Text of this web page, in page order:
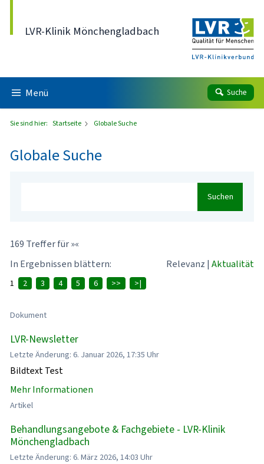
LVR-Klinik Mönchengladbach
Menü Suche
Sie sind hier: Startseite Globale Suche
Globale Suche
Suchen
169 Treffer für »«
In Ergebnissen blättern:
Relevanz | Aktualität
1 2 3 4 5 6 >> >|
Dokument
LVR-Newsletter
Letzte Änderung: 6. Januar 2026, 17:35 Uhr
Bildtext Test
Mehr Informationen
Artikel
Behandlungsangebote & Fachgebiete - LVR-Klinik
Mönchengladbach
Letzte Änderung: 6. März 2026, 14:03 Uhr